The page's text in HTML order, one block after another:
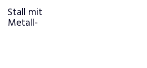
Stall mit
Metall-